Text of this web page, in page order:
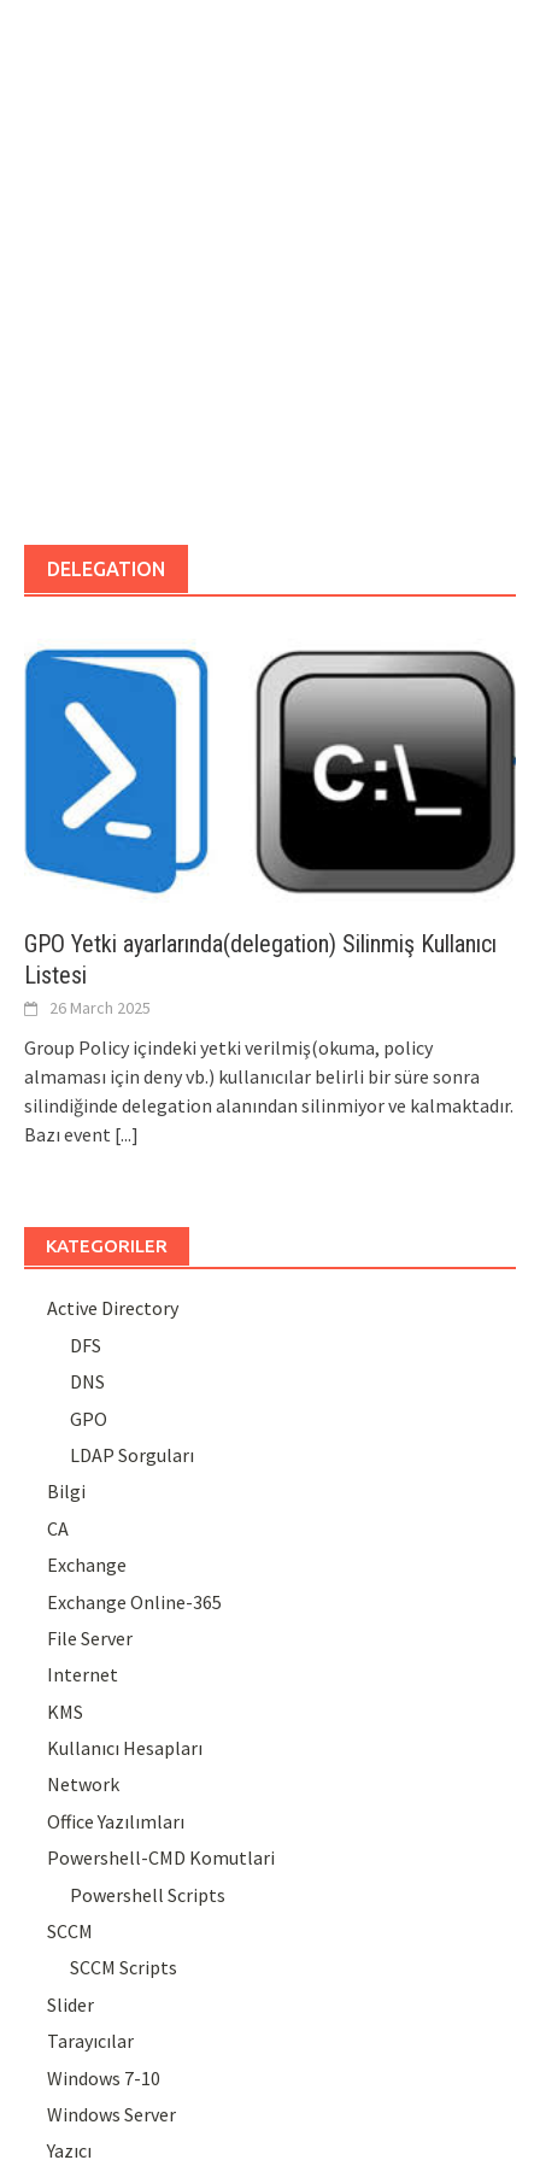
DELEGATION
GPO Yetki ayarlarında(delegation) Silinmiş Kullanıcı
Listesi
26 March 2025
Group Policy içindeki yetki verilmiş(okuma, policy
almaması için deny vb.) kullanıcılar belirli bir süre sonra
silindiğinde delegation alanından silinmiyor ve kalmaktadır.
Bazı event [...]
KATEGORILER
Active Directory
DFS
DNS
GPO
LDAP Sorguları
Bilgi
CA
Exchange
Exchange Online-365
File Server
Internet
KMS
Kullanıcı Hesapları
Network
Office Yazılımları
Powershell-CMD Komutlari
Powershell Scripts
SCCM
SCCM Scripts
Slider
Tarayıcılar
Windows 7-10
Windows Server
Yazıcı